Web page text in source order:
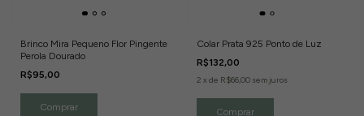
Brinco Mira Pequeno Flor Pingente
Perola Dourado
R$95,00
Colar Prata 925 Ponto de Luz
R$132,00
2 x de R$66,00 sem juros